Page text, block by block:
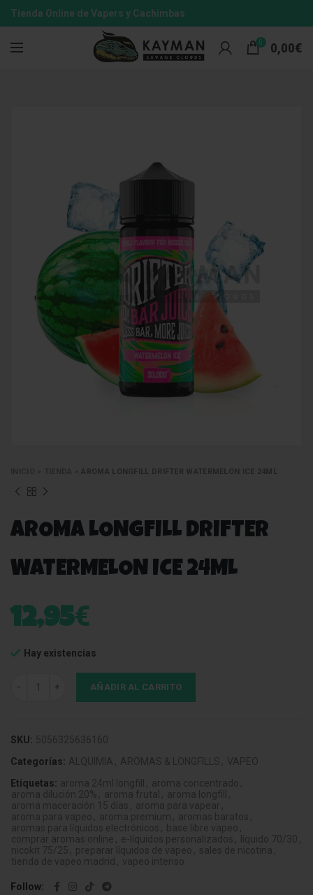
Tienda Online de Vapers y Cachimbas
0 0,00€
»AROMA LONGFILL DRIFTER WATERMELON ICE 24ML
AROMA LONGFILL DRIFTER
WATERMELON ICE 24ML
12,95€
Hay existencias
Aroma LongFill Drifter Watermelon Ice 24ml cantidad
AÑADIR AL CARRITO
SKU: 5056325636160
Categorías: ALQUIMIA , AROMAS & LONGFILLS , VAPEO
Etiquetas: aroma 24ml longfill , aroma concentrado ,
aroma dilución 20% , aroma frutal , aroma longfill
,
aroma maceración 15 días , aroma para vapear ,
aroma para vapeo , aroma premium , aromas baratos ,
aromas para líquidos electrónicos , base libre vapeo ,
comprar aromas online , e-líquidos personalizados , líquido 70/30 ,
nicokit 75/25 , preparar líquidos de vapeo , sales de nicotina ,
tienda de vapeo madrid , vapeo intenso
Follow